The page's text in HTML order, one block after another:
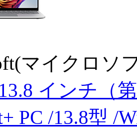
マイクロソ
インチ（
PC /13.8型 /